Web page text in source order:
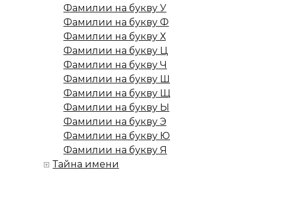
Фамилии на букву У
Фамилии на букву Ф
Фамилии на букву Х
Фамилии на букву Ц
Фамилии на букву Ч
Фамилии на букву Ш
Фамилии на букву Щ
Фамилии на букву Ы
Фамилии на букву Э
Фамилии на букву Ю
Фамилии на букву Я
Тайна имени